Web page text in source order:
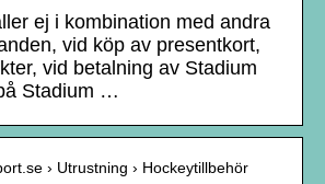
ej i kombination med andra
vid köp av presentkort,
vid betalning av Stadium
Stadium …
› Utrustning › Hockeytillbehör